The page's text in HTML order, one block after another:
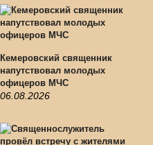
Кемеровский священник
напутствовал молодых
офицеров МЧС
06.08.2026